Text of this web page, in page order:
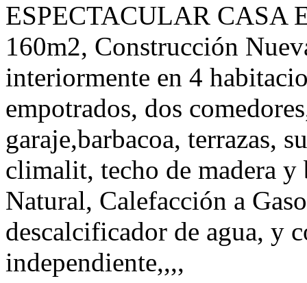
ESPECTACULAR CASA
160m2, Construcción
interiormente en 4
empotrados, dos
garaje,barbacoa, terrazas,
climalit, techo de madera
Natural, Calefacción a
descalcificador de agua, y
independiente,,,,